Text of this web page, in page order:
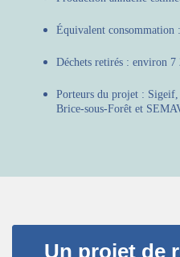
Équivalent consommation
Déchets retirés : environ 7
Porteurs du projet :
Brice-sous-Forêt et
Un projet de